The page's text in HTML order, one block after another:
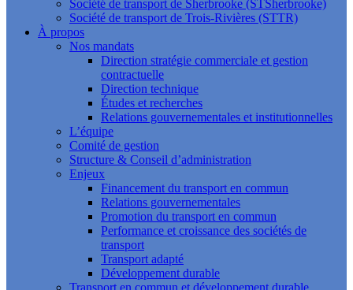
Société de transport de Sherbrooke (STSherbrooke)
Société de transport de Trois-Rivières (STTR)
À propos
Nos mandats
Direction stratégie commerciale et gestion
contractuelle
Direction technique
Études et recherches
Relations gouvernementales et institutionnelles
L’équipe
Comité de gestion
Structure & Conseil d’administration
Enjeux
Financement du transport en commun
Relations gouvernementales
Promotion du transport en commun
Performance et croissance des sociétés de
transport
Transport adapté
Développement durable
Transport en commun et développement durable